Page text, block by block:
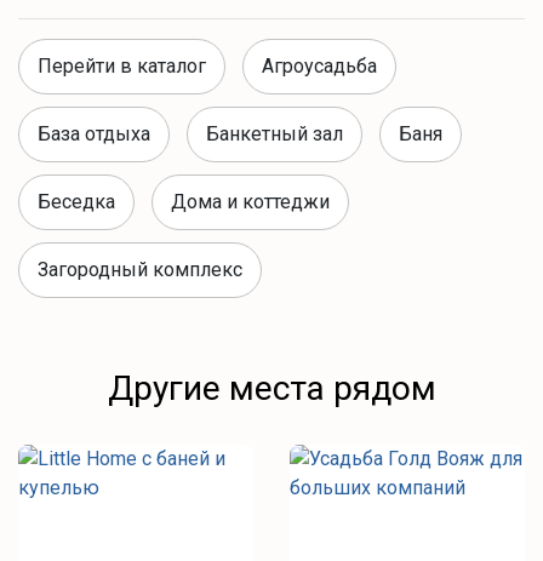
Перейти в каталог Агроусадьба
База отдыха Банкетный зал Баня
Беседка Дома и коттеджи
Загородный комплекс
Другие места рядом